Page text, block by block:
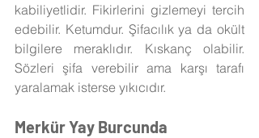
kabiliyetlidir. Fikirlerini gizlemeyi tercih
edebilir. Ketumdur. Şifacılık ya da okült
bilgilere meraklıdır. Kıskanç olabilir.
Sözleri şifa verebilir ama karşı tarafı
yaralamak isterse yıkıcıdır.
Merkür Yay Burcunda